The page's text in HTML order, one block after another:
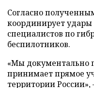
Согласно
координирует удары
специалистов по
беспилотников.
«Мы документально
принимает прямое
территории